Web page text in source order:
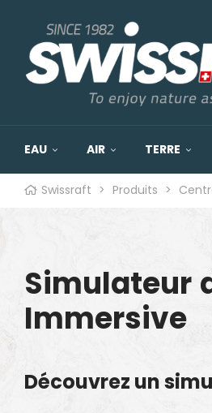
EAU AIR TERRE
Swissraft > Produits >
Simulateur
Immersive
Découvrez un